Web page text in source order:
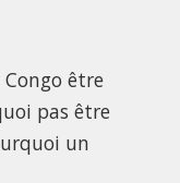
être
pas être
un